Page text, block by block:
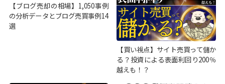
【ブログ売却の相場】1,050事例
の分析データとブログ売買事例14
選
【買い視点】サイト売買って儲か
る？投資による表面利回り200％
越えも！？